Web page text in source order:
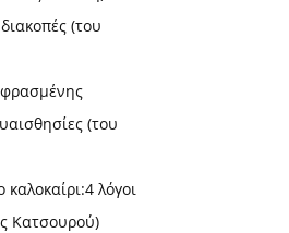
(του
(του
λόγοι
Κατσουρού)